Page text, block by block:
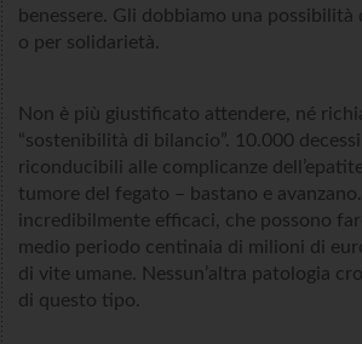
benessere. Gli dobbiamo una
o per solidarietà.
Non è più giustificato attendere, né
“sostenibilità di bilancio”. 10.000 decessi
riconducibili alle complicanze
tumore del fegato – bastano e
incredibilmente efficaci, che possono
medio periodo centinaia di milioni di
di vite umane. Nessun’altra patologia
di questo tipo.